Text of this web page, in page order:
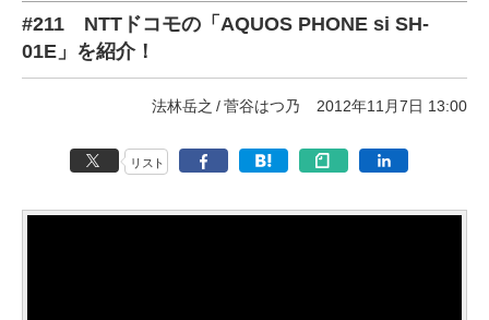
#211 NTTドコモの「AQUOS PHONE si SH-
01E」を紹介！
法林岳之 菅谷はつ乃 2012年11月7日 13:00
リスト